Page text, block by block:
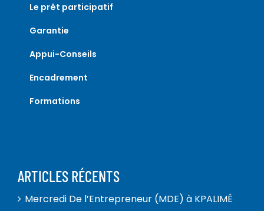
Le prêt participatif
Garantie
Appui-Conseils
Encadrement
Formations
ARTICLES RÉCENTS
Mercredi De l’Entrepreneur (MDE) à KPALIMÉ